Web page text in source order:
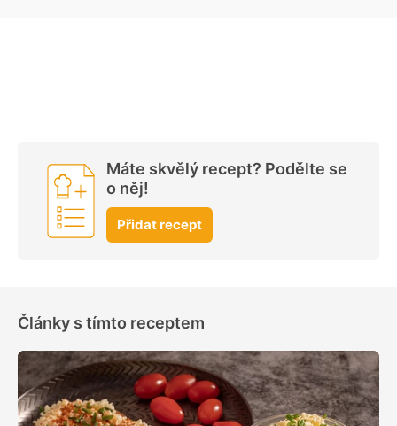
Máte skvělý recept? Podělte se
o něj!
Přidat recept
Články s tímto receptem